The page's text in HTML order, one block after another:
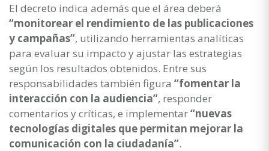
El decreto indica además que el área deberá
“monitorear el rendimiento de las publicaciones
y campañas”, utilizando herramientas analíticas
para evaluar su impacto y ajustar las estrategias
según los resultados obtenidos. Entre sus
responsabilidades también figura “fomentar la
interacción con la audiencia”, responder
comentarios y críticas, e implementar“nuevas
tecnologías digitales que permitan mejorar la
comunicación con la ciudadanía”.